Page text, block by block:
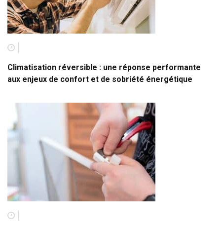
Climatisation réversible : une réponse performante
aux enjeux de confort et de sobriété énergétique